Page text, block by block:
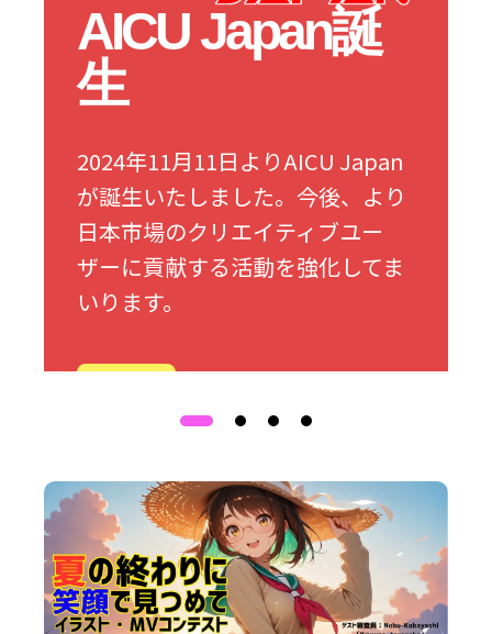
AICU Japan誕
生
2024年11月11日よりAICU Japan
が誕生いたしました。今後、より
日本市場のクリエイティブユー
ザーに貢献する活動を強化してま
いります。